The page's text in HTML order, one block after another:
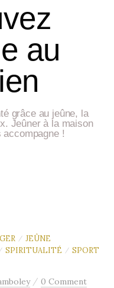
au
grâce au jeûne, la
Jeûner à la maison
accompagne !
/ JEÛNE
/ SPIRITUALITÉ / SPORT
/ 0 Comment